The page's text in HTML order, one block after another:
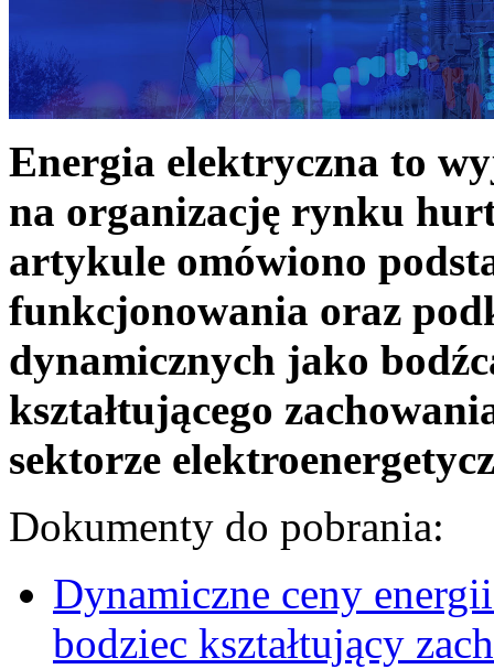
Energia elektryczna to
na organizację rynku
artykule omówiono
funkcjonowania oraz
dynamicznych jako
kształtującego
sektorze
Dokumenty do pobrania:
Dynamiczne ceny
bodziec kształtujący